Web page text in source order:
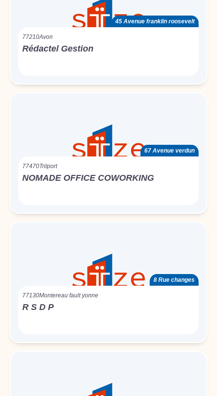
45 Avenue franklin roosevelt
77210Avon
Rédactel Gestion
67 Avenue verdun
77470Trilport
NOMADE OFFICE COWORKING
8 Rue changes
77130Montereau fault yonne
R S D P